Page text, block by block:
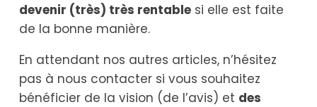
devenir (très) très rentable si elle est faite
de la bonne manière.
En attendant nos autres articles, n’hésitez
pas à nous contacter si vous souhaitez
bénéficier de la vision (de l’avis) et des